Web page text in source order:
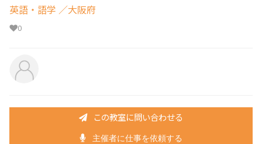
英語・語学 ／大阪府
0
この教室に問い合わせる
主催者に仕事を依頼する